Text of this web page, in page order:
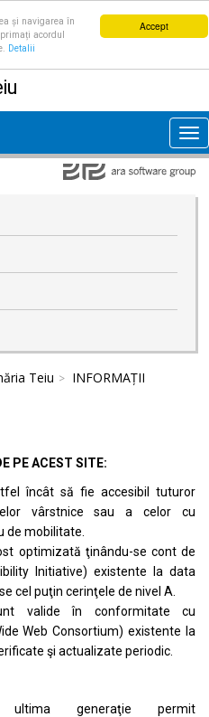
Accept
și navigarea în
acordul
Detalii
Teiu
INFORMAȚII
PE ACEST SITE:
încât să fie accesibil tuturor
vârstnice sau a celor cu
de mobilitate.
optimizată ţinându-se cont de
Initiative) existente la data
cel puţin cerinţele de nivel A.
valide în conformitate cu
Web Consortium) existente la
şi actualizate periodic.
generaţie permit